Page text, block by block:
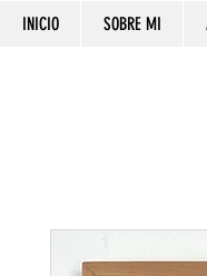
INICIO SOBRE MI